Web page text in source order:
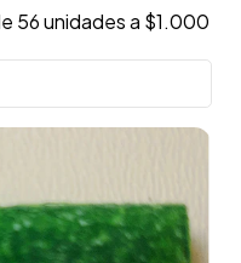
56 unidades a $1.000